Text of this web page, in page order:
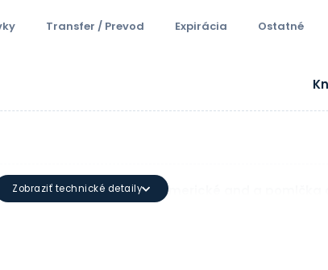
Transfer / Prevod Expirácia Ostatné
Min: 3 Max: 63 Alfanumerické and a pomlčka
Zobraziť technické detaily